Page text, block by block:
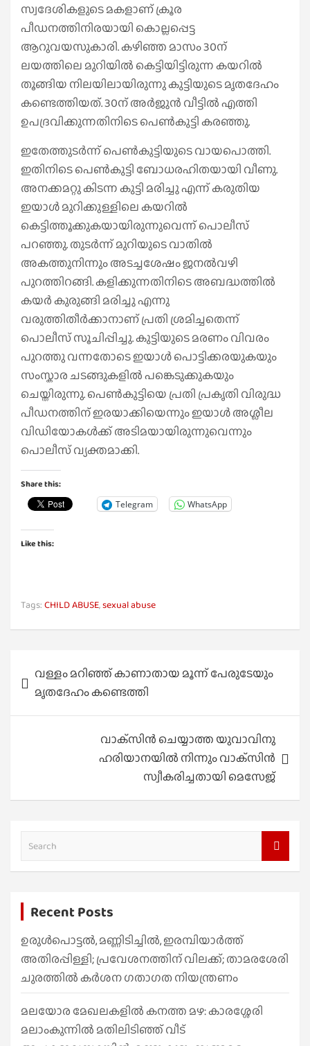
സ്വദേശികളുടെ മകളാണ് ക്രൂര
പീഡനത്തിനിരയായി കൊല്ലപ്പെട്ട
ആറുവയസുകാരി. കഴിഞ്ഞ മാസം 30ന്
ലയത്തിലെ മുറിയിൽ കെട്ടിയിട്ടിരുന്ന കയറിൽ
തൂങ്ങിയ നിലയിലായിരുന്നു കുട്ടിയുടെ മൃതദേഹം
കണ്ടെത്തിയത്. 30ന് അർജുൻ വീട്ടിൽ എത്തി
ഉപദ്രവിക്കുന്നതിനിടെ പെൺകുട്ടി കരഞ്ഞു.
ഇതേത്തുടർന്ന് പെൺകുട്ടിയുടെ വായപൊത്തി.
ഇതിനിടെ പെൺകുട്ടി ബോധരഹിതയായി വീണു.
അനക്കമറ്റു കിടന്ന കുട്ടി മരിച്ചു എന്ന് കരുതിയ
ഇയാൾ മുറിക്കുള്ളിലെ കയറിൽ
കെട്ടിത്തൂക്കുകയായിരുന്നുവെന്ന് പൊലീസ്
പറഞ്ഞു. തുടർന്ന് മുറിയുടെ വാതിൽ
അകത്തുനിന്നും അടച്ചശേഷം ജനൽവഴി
പുറത്തിറങ്ങി. കളിക്കുന്നതിനിടെ അബദ്ധത്തിൽ
കയർ കുരുങ്ങി മരിച്ചു എന്നു
വരുത്തിതീർക്കാനാണ് പ്രതി ശ്രമിച്ചതെന്ന്
പൊലീസ് സൂചിപ്പിച്ചു. കുട്ടിയുടെ മരണം വിവരം
പുറത്തു വന്നതോടെ ഇയാൾ പൊട്ടിക്കരയുകയും
സംസ്കാര ചടങ്ങുകളിൽ പങ്കെടുക്കുകയും
ചെയ്തിരുന്നു. പെൺകുട്ടിയെ പ്രതി പ്രകൃതി വിരുദ്ധ
പീഡനത്തിന് ഇരയാക്കിയെന്നും ഇയാൾ അശ്ലീല
വിഡിയോകൾക്ക് അടിമയായിരുന്നുവെന്നും
പൊലീസ് വ്യക്തമാക്കി.
Share this:
Telegram WhatsApp
Like this:
Tags: CHILD ABUSE,sexual abuse
navigation
വള്ളം മറിഞ്ഞ് കാണാതായ മൂന്ന് പേരുടേയും
മൃതദേഹം കണ്ടെത്തി
വാക്‌സിൻ ചെയ്യാത്ത യുവാവിനു
ഹരിയാനയിൽ നിന്നും വാക്‌സിൻ
സ്വീകരിച്ചതായി മെസേജ്
a
h
Recent Posts
ഉരുൾപൊട്ടൽ, മണ്ണിടിച്ചിൽ, ഇരമ്പിയാര്‍ത്ത്
അതിരപ്പിള്ളി; പ്രവേശനത്തിന് വിലക്ക്; താമരശേരി
ചുരത്തില്‍ കര്‍ശന ഗതാഗത നിയന്ത്രണം
മലയോര മേഖലകളിൽ കനത്ത മഴ: കാരശ്ശേരി
മലാംകുന്നിൽ മതിലിടിഞ്ഞ് വീട്